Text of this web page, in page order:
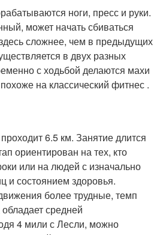
ноги, пресс и руки.
может начать сбиваться
сложнее, чем в предыдущих
в двух разных
с ходьбой делаются махи
на классический фитнес .
6.5 км. Занятие длится
ориентирован на тех, кто
или на людей с изначально
состоянием здоровья.
более трудные, темп
средней
4 мили с Лесли, можно